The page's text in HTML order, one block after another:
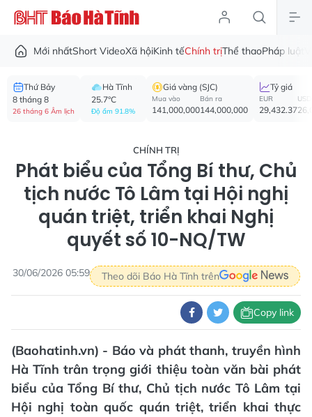
Mới nhấtShort VideoXã hộiKinh tếChính trịThể thaoPháp luật
Thứ Bảy
8 tháng 8
26 tháng 6 Âm lịch
Hà Tĩnh
25.7°C
Độ ẩm 91.8%
Giá vàng (SJC)
Mua vào
141,000,000
Bán ra
144,000,000
Tỷ giá
EUR
29,432.37
USD
CHÍNH TRỊ
Phát biểu của Tổng Bí thư, Chủ
tịch nước Tô Lâm tại Hội nghị
quán triệt, triển khai Nghị
quyết số 10-NQ/TW
30/06/2026 05:59 Theo dõi Báo Hà Tĩnh trên
Copy link
(Baohatinh.vn) - Báo và phát thanh, truyền hình
Hà Tĩnh trân trọng giới thiệu toàn văn bài phát
biểu của Tổng Bí thư, Chủ tịch nước Tô Lâm tại
Hội nghị toàn quốc quán triệt, triển khai thực